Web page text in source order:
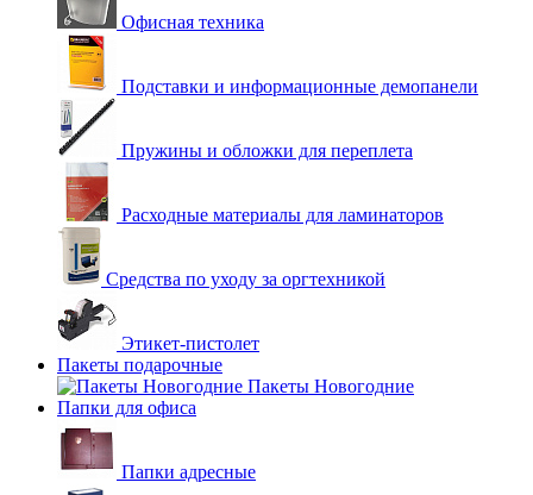
Офисная техника
Подставки и информационные демопанели
Пружины и обложки для переплета
Расходные материалы для ламинаторов
Средства по уходу за оргтехникой
Этикет-пистолет
Пакеты подарочные
Пакеты Новогодние
Папки для офиса
Папки адресные